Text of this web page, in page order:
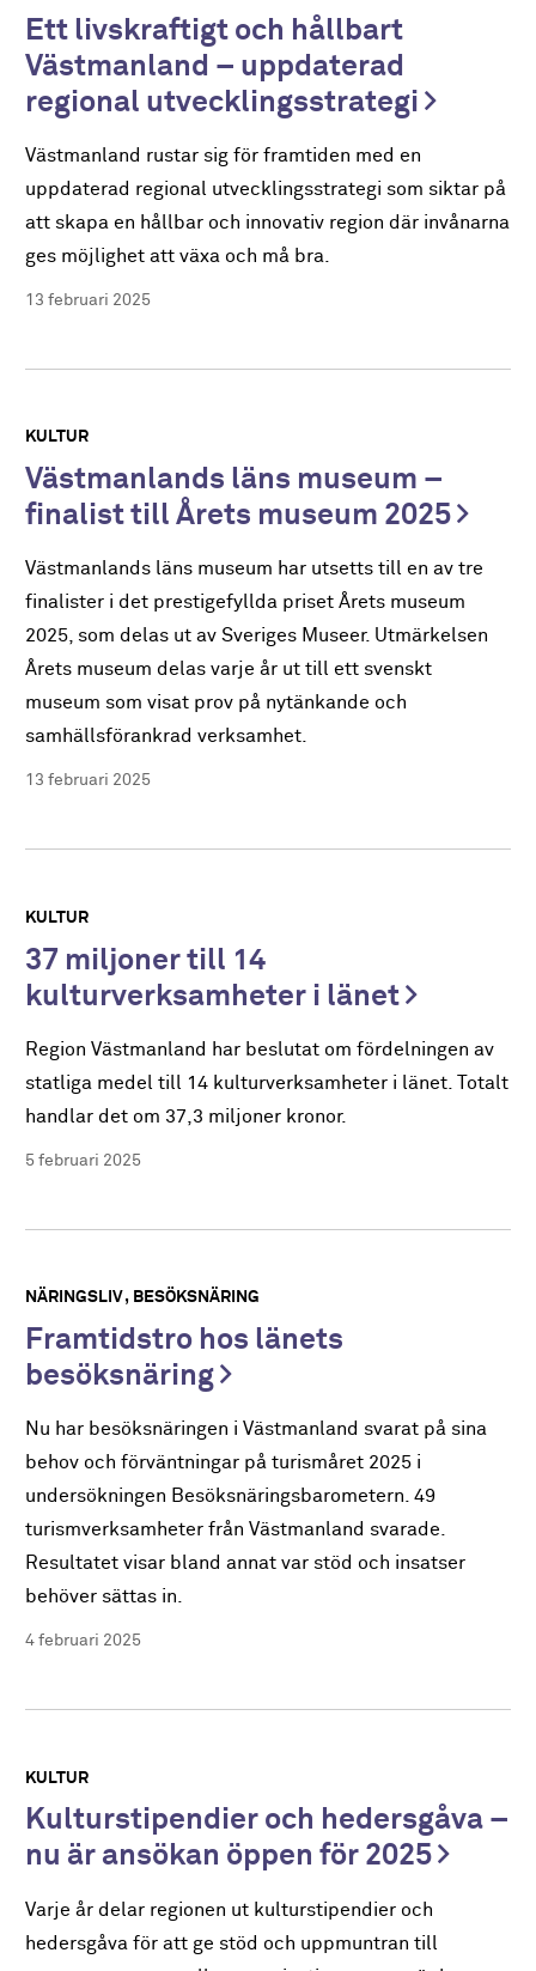
Ett livskraftigt och hållbart
Västmanland – uppdaterad
regional utvecklingsstrategi
Västmanland rustar sig för framtiden med en
uppdaterad regional utvecklingsstrategi som siktar på
att skapa en hållbar och innovativ region där invånarna
ges möjlighet att växa och må bra.
13 februari 2025
KULTUR
Västmanlands läns museum –
finalist till Årets museum 2025
Västmanlands läns museum har utsetts till en av tre
finalister i det prestigefyllda priset Årets museum
2025, som delas ut av Sveriges Museer. Utmärkelsen
Årets museum delas varje år ut till ett svenskt
museum som visat prov på nytänkande och
samhällsförankrad verksamhet.
13 februari 2025
KULTUR
37 miljoner till 14
kulturverksamheter i länet
Region Västmanland har beslutat om fördelningen av
statliga medel till 14 kulturverksamheter i länet. Totalt
handlar det om 37,3 miljoner kronor.
5 februari 2025
NÄRINGSLIV BESÖKSNÄRING
Framtidstro hos länets
besöksnäring
Nu har besöksnäringen i Västmanland svarat på sina
behov och förväntningar på turismåret 2025 i
undersökningen Besöksnäringsbarometern. 49
turismverksamheter från Västmanland svarade.
Resultatet visar bland annat var stöd och insatser
behöver sättas in.
4 februari 2025
KULTUR
Kulturstipendier och hedersgåva –
nu är ansökan öppen för 2025
Varje år delar regionen ut kulturstipendier och
hedersgåva för att ge stöd och uppmuntran till